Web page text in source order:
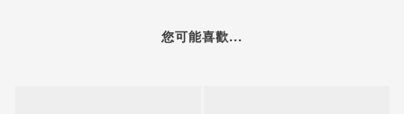
您可能喜歡...